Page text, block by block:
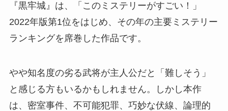
『黒牢城』は、「このミステリーがすごい！」
2022年版第1位をはじめ、その年の主要ミステリー
ランキングを席巻した作品です。
やや知名度の劣る武将が主人公だと「難しそう」
と感じる方もいるかもしれません。しかし本作
は、密室事件、不可能犯罪、巧妙な伏線、論理的